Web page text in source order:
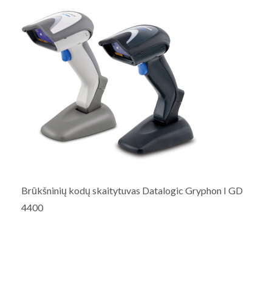
Brūkšninių kodų skaitytuvas Datalogic Gryphon I GD
4400